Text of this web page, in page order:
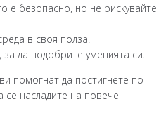
е безопасно, но не рискувайте
в своя полза.
за да подобрите уменията си.
помогнат да постигнете по-
се насладите на повече